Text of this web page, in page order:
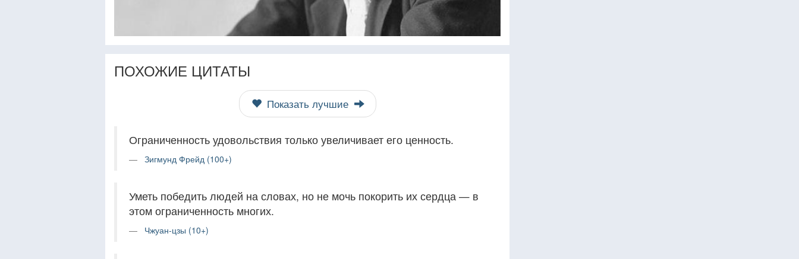
ПОХОЖИЕ ЦИТАТЫ
Показать лучшие
Ограниченность удовольствия только увеличивает его ценность.
Зигмунд Фрейд (100+)
Уметь победить людей на словах, но не мочь покорить их сердца — в
этом ограниченность многих.
Чжуан-цзы (10+)